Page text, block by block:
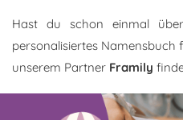
Hast du schon einmal
personalisiertes
unserem Partner Framily